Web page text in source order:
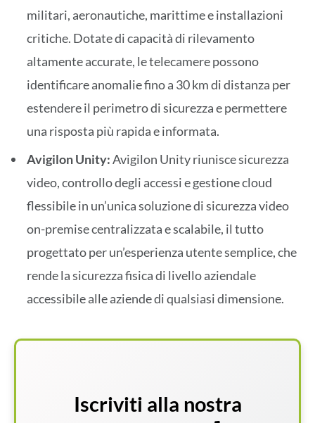
militari, aeronautiche, marittime e installazioni
critiche. Dotate di capacità di rilevamento
altamente accurate, le telecamere possono
identificare anomalie fino a 30 km di distanza per
estendere il perimetro di sicurezza e permettere
una risposta più rapida e informata.
Avigilon Unity:Avigilon Unity riunisce sicurezza
video, controllo degli accessi e gestione cloud
flessibile in un’unica soluzione di sicurezza video
on-premise centralizzata e scalabile, il tutto
progettato per un’esperienza utente semplice, che
rende la sicurezza fisica di livello aziendale
accessibile alle aziende di qualsiasi dimensione.
Iscriviti alla nostra